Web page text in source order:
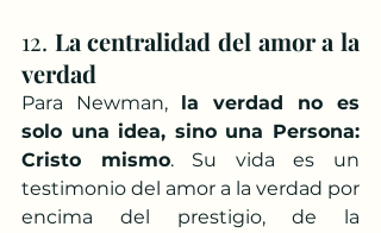
12. La centralidad del amor a la
verdad
Para Newman, la verdad no es
solo una idea, sino una Persona:
Cristo mismo. Su vida es un
testimonio del amor a la verdad por
encima del prestigio, de la